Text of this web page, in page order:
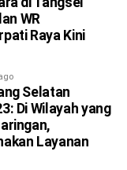
WR
Raya Kini
Selatan
Di Wilayah yang
Layanan